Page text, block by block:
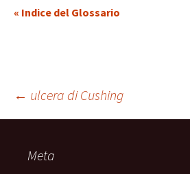
« Indice del Glossario
Navigazione
articolo
← ulcera di Cushing
Meta